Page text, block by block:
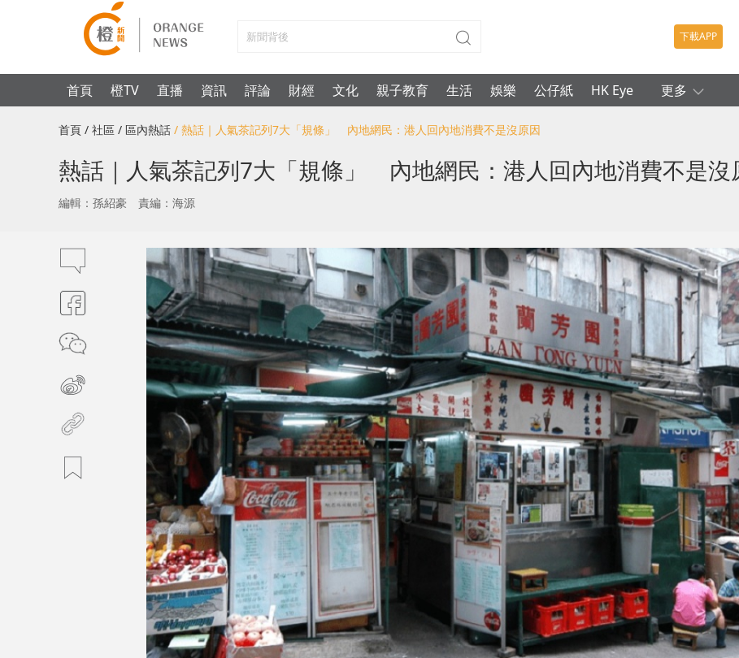
下載APP
首頁 橙TV 直播 資訊 評論 財經 文化 親子教育 生活 娛樂 公仔紙 HK Eye 更多
首頁 / 社區 / 區內熱話 / 熱話｜人氣茶記列7大「規條」 內地網民：港人回內地消費不是沒原因
熱話｜人氣茶記列7大「規條」 內地網民：港人回內地消費不是沒
編輯：孫紹豪 責編：海源